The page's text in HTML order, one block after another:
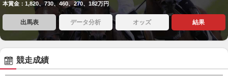
本賞金：1,820、730、460、270、182万円
出馬表 データ分析 オッズ 結果
競走成績